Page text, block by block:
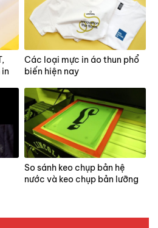
Các loại mực in áo thun phổ
biến hiện nay
So sánh keo chụp bản hệ
nước và keo chụp bản lưỡng